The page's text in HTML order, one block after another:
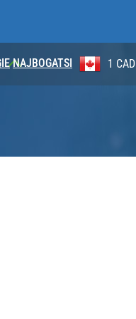
NAJBOGATSI 1 AUD